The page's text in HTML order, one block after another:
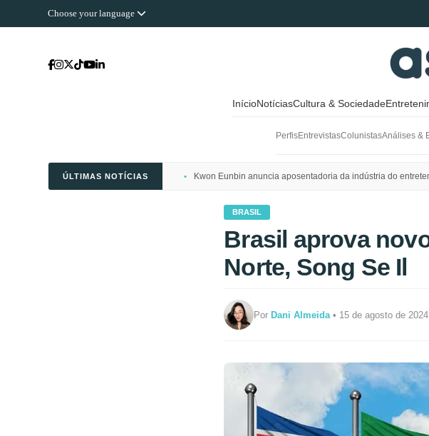
Choose your language
InícioNotíciasCultura & Sociedade
PerfisEntrevistasColunistasAnálises &
ÚLTIMAS NOTÍCIAS Kwon Eunbin anuncia aposentadoria da indústria do
BRASIL
Brasil aprova
Norte, Song Se Il
PorDani Almeida • 15 de agosto de